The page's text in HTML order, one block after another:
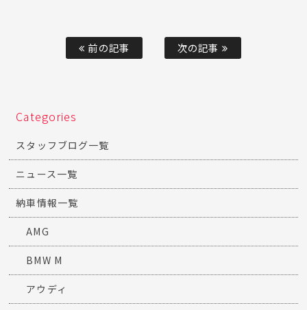
前の記事 次の記事
Categories
スタッフブログ一覧
ニュース一覧
納車情報一覧
AMG
BMW M
アウディ